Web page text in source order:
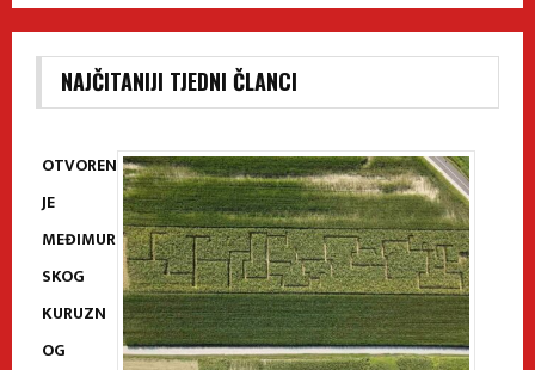
NAJČITANIJI TJEDNI ČLANCI
OTVOREN
JE
MEĐIMUR
SKOG
KURUZN
OG